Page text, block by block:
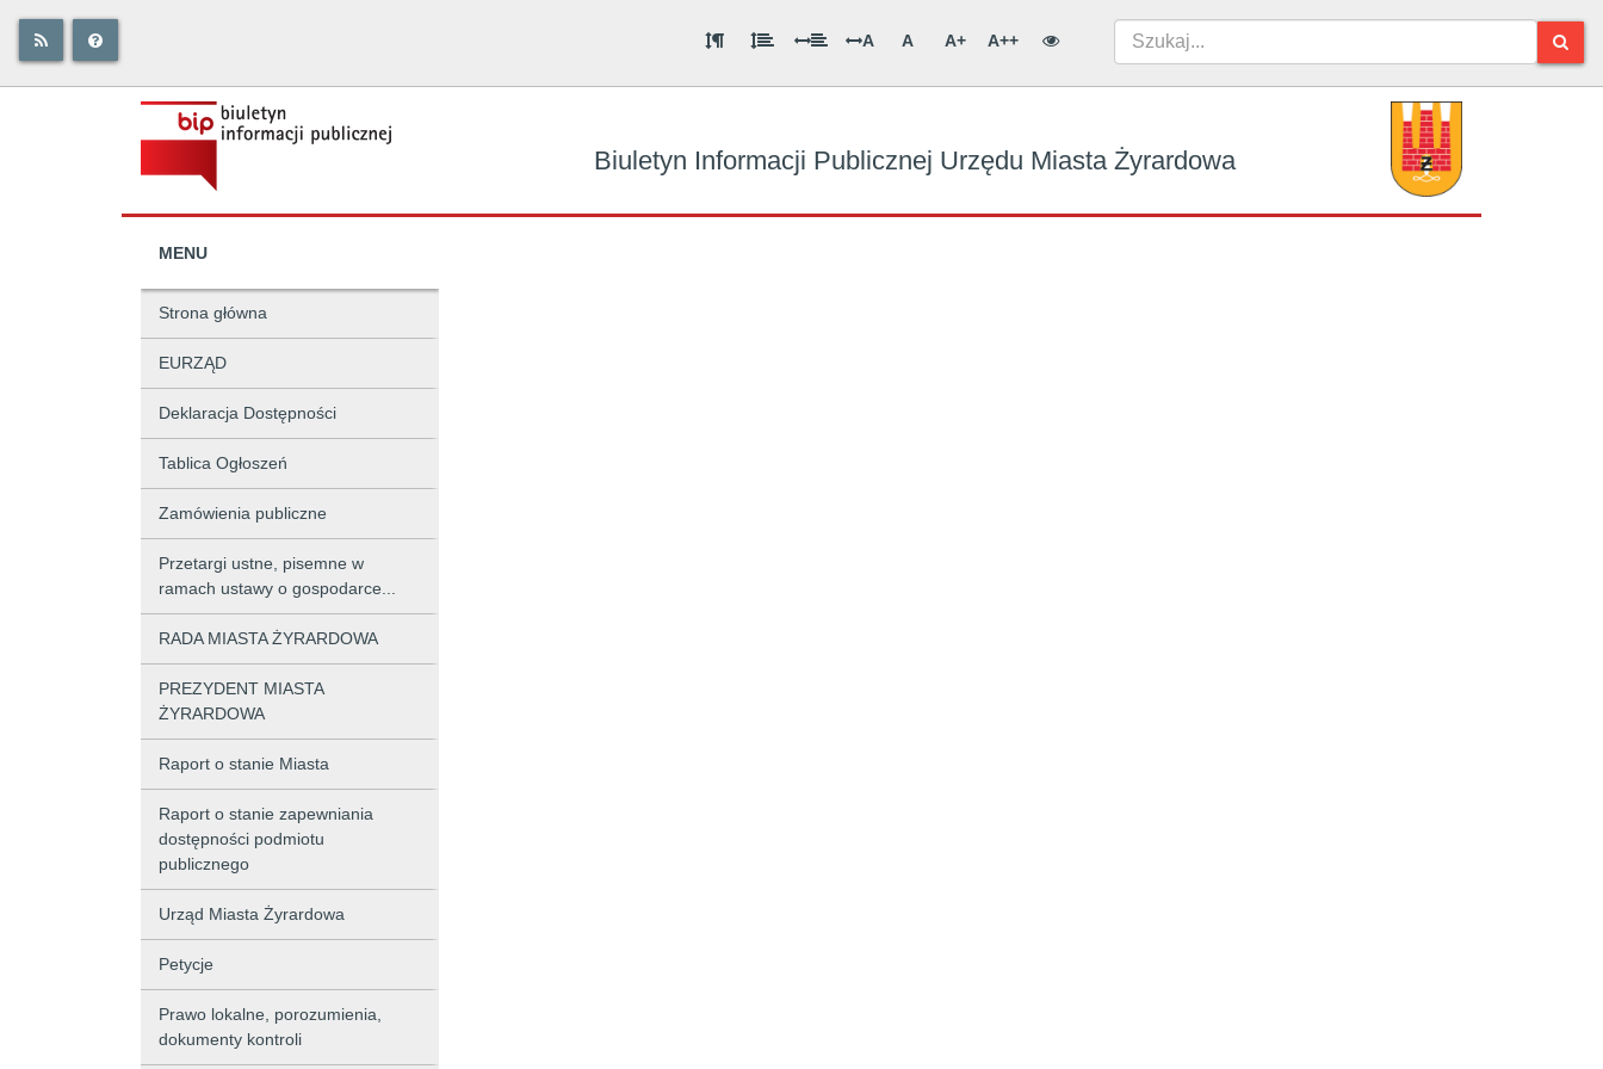
A A A+ A++
Biuletyn Informacji Publicznej Urzędu Miasta Żyrardowa
MENU
Strona główna
EURZĄD
Deklaracja Dostępności
Tablica Ogłoszeń
Zamówienia publiczne
Przetargi ustne, pisemne w
ramach ustawy o gospodarce...
RADA MIASTA ŻYRARDOWA
PREZYDENT MIASTA
ŻYRARDOWA
Raport o stanie Miasta
Raport o stanie zapewniania
dostępności podmiotu
publicznego
Urząd Miasta Żyrardowa
Petycje
Prawo lokalne, porozumienia,
dokumenty kontroli